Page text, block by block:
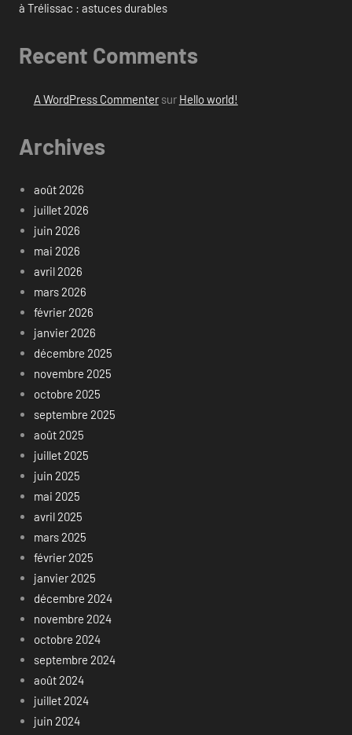
à Trélissac : astuces durables
Recent Comments
A WordPress Commentersur Hello world!
Archives
août 2026
juillet 2026
juin 2026
mai 2026
avril 2026
mars 2026
février 2026
janvier 2026
décembre 2025
novembre 2025
octobre 2025
septembre 2025
août 2025
juillet 2025
juin 2025
mai 2025
avril 2025
mars 2025
février 2025
janvier 2025
décembre 2024
novembre 2024
octobre 2024
septembre 2024
août 2024
juillet 2024
juin 2024